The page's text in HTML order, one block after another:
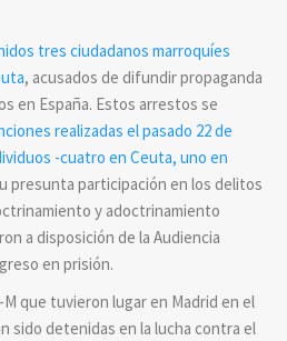
tres ciudadanos marroquíes
, acusados de difundir propaganda
en España. Estos arrestos se
realizadas el pasado 22 de
-cuatro en Ceuta, uno en
presunta participación en los delitos
y adoctrinamiento
a disposición de la Audiencia
en prisión.
que tuvieron lugar en Madrid en el
sido detenidas en la lucha contra el